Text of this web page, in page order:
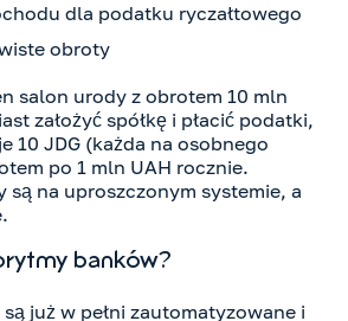
dla podatku ryczałtowego
obroty
salon urody z obrotem 10 mln
założyć spółkę i płacić podatki,
10 JDG (każda na osobnego
po 1 mln UAH rocznie.
są na uproszczonym systemie, a
banków?
już w pełni zautomatyzowane i